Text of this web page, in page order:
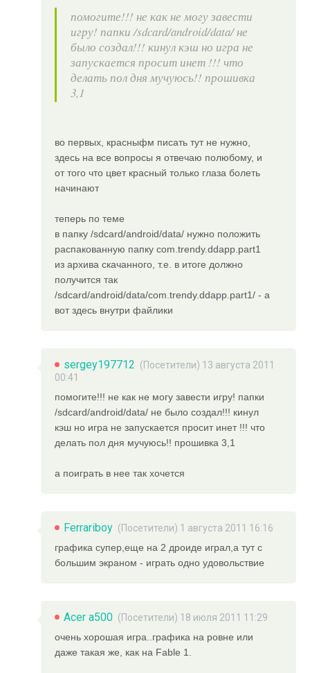
помогите!!! не как не могу завести
игру! папки /sdcard/android/data/ не
было создал!!! кинул кэш но игра не
запускается просит инет !!! что
делать пол дня мучуюсь!! прошивка
3,1
во первых, красныфм писать тут не нужно,
здесь на все вопросы я отвечаю полюбому, и
от того что цвет красный только глаза болеть
начинают
теперь по теме
в папку /sdcard/android/data/ нужно положить
распакованную папку com.trendy.ddapp.part1
из архива скачанного, т.е. в итоге должно
получится так
/sdcard/android/data/com.trendy.ddapp.part1/ - а
вот здесь внутри файлики
sergey197712 (Посетители) 13 августа 2011
00:41
помогите!!! не как не могу завести игру! папки
/sdcard/android/data/ не было создал!!! кинул
кэш но игра не запускается просит инет !!! что
делать пол дня мучуюсь!! прошивка 3,1
а поиграть в нее так хочется
Ferrariboy (Посетители) 1 августа 2011 16:16
графика супер,еще на 2 дроиде играл,а тут с
большим экраном - играть одно удовольствие
Acer a500 (Посетители) 18 июля 2011 11:29
очень хорошая игра..графика на ровне или
даже такая же, как на Fable 1.